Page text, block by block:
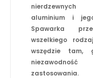
aluminium i
Spawarka
wszelkiego
wszędzie tam,
zastosowania.